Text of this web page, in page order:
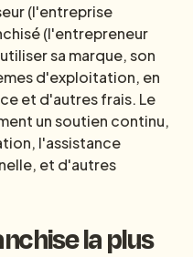
(l'entreprise
(l'entrepreneur
sa marque, son
d'exploitation, en
et d'autres frais. Le
un soutien continu,
l'assistance
et d'autres
la plus